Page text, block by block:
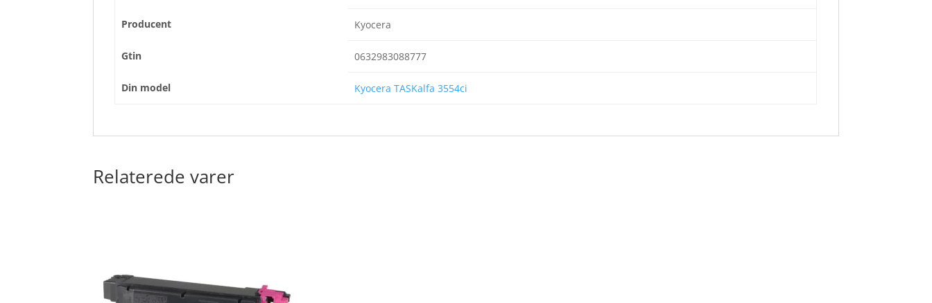
Producent Kyocera
Gtin 0632983088777
Din model Kyocera TASKalfa 3554ci
Relaterede varer